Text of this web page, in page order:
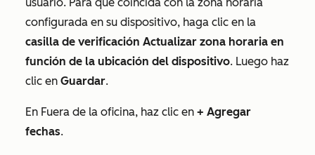
configurada en su dispositivo, haga clic en la
casilla de verificación Actualizar zona horaria en
función de la ubicación del dispositivo. Luego haz
clic en Guardar.
En Fuera de la oficina, haz clic en + Agregar
fechas.